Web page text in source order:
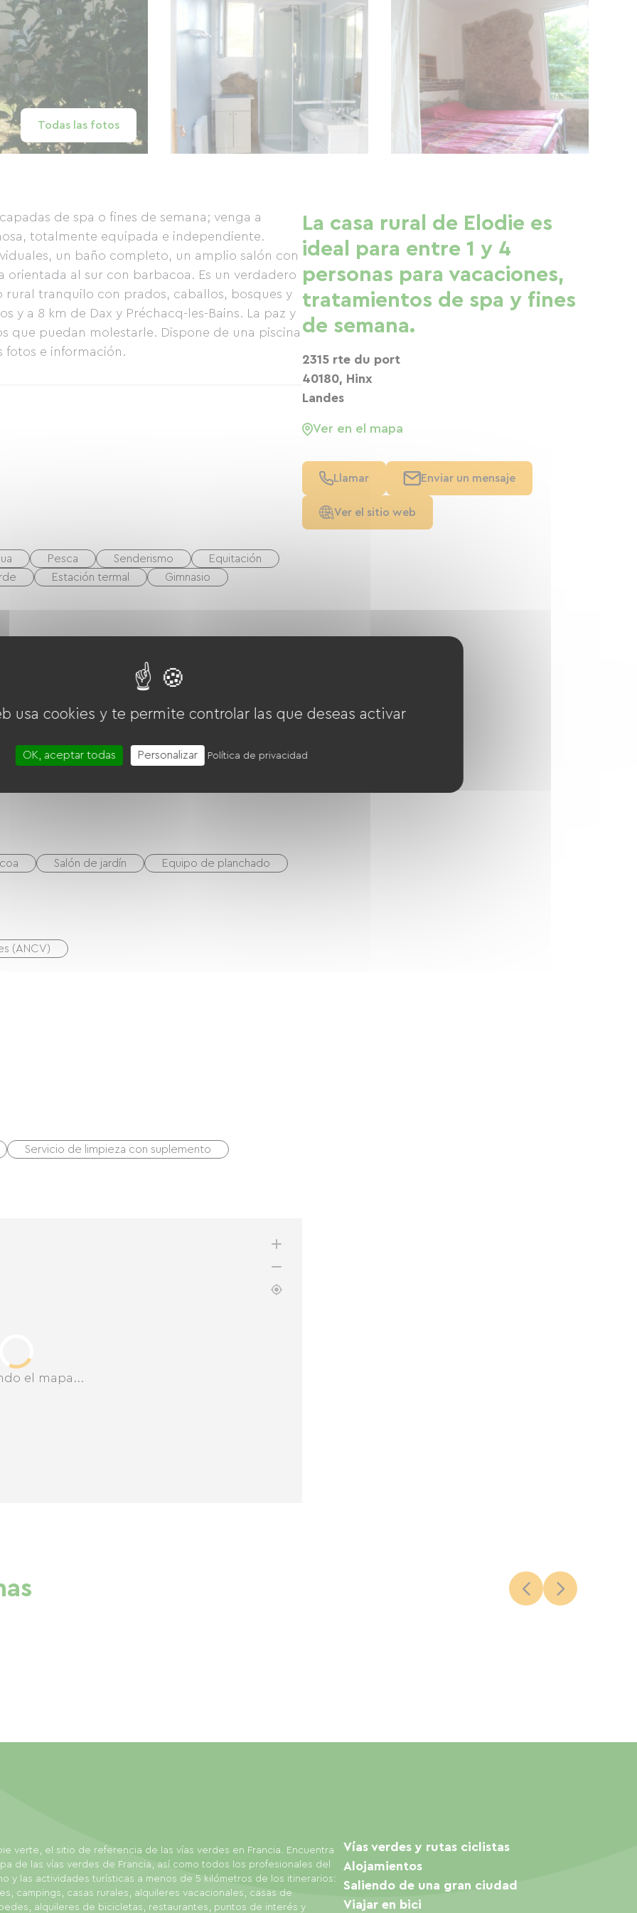
Todas las fotos
de spa o fines de semana; venga a
totalmente equipada e independiente.
un baño completo, un amplio salón con
al sur con barbacoa. Es un verdadero
tranquilo con prados, caballos, bosques y
y a 8 km de Dax y Préchacq-les-Bains. La paz y
que puedan molestarle. Dispone de una piscina
fotos e información.
Pesca Senderismo
Equitación
Estación termal Gimnasio
extractora Frigorífico
Lavavajillas
Salón de jardín
Equipo de planchado
(ANCV)
Servicio de limpieza con suplemento
el mapa...
La casa rural de Elodie es
ideal para entre 1 y 4
personas para vacaciones,
tratamientos de spa y fines
de semana.
2315 rte du port
40180, Hinx
Landes
Ver en el mapa
Llamar Enviar un mensaje
Ver el sitio web
verte, el sitio de referencia de las vías verdes en Francia. Encuentra
de las vías verdes de Francia, así como todos los profesionales del
y las actividades turísticas a menos de 5 kilómetros de los itinerarios:
campings, casas rurales, alquileres vacacionales, casas de
alquileres de bicicletas, restaurantes, puntos de interés y
Vías verdes y rutas ciclistas
Alojamientos
Saliendo de una gran ciudad
Viajar en bici
usa cookies y te permite controlar las que deseas activar
OK, aceptar todas Personalizar Política de privacidad